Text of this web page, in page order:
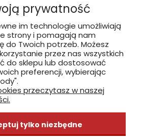
BLIK
zobacz, jak dojechać
INFORMACJE
ZAKUPY
prywatność
im technologie umożliwiają
strony i pomagają nam
Twoich potrzeb. Możesz
przez nas wszystkich
do sklepu lub dostosować
preferencji, wybierając
przeczytasz w naszej
tylko niezbędne